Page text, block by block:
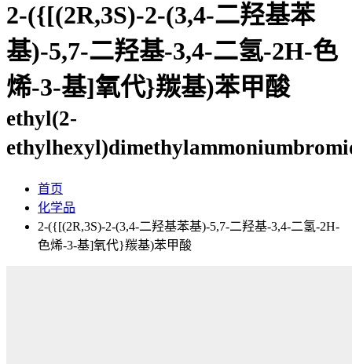
2-({[(2R,3S)-2-(3,4-二羟基苯
基)-5,7-二羟基-3,4-二氢-2H-色
烯-3-基]氧代}羰基)苯甲酸
ethyl(2-
首页
化学品
2-({[(2R,3S)-2-(3,4-二羟基苯基)-5,7-二羟基-3,4-二氢-2H-
色烯-3-基]氧代}羰基)苯甲酸